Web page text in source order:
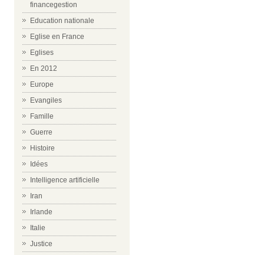
financegestion
Education nationale
Eglise en France
Eglises
En 2012
Europe
Evangiles
Famille
Guerre
Histoire
Idées
Intelligence artificielle
Iran
Irlande
Italie
Justice